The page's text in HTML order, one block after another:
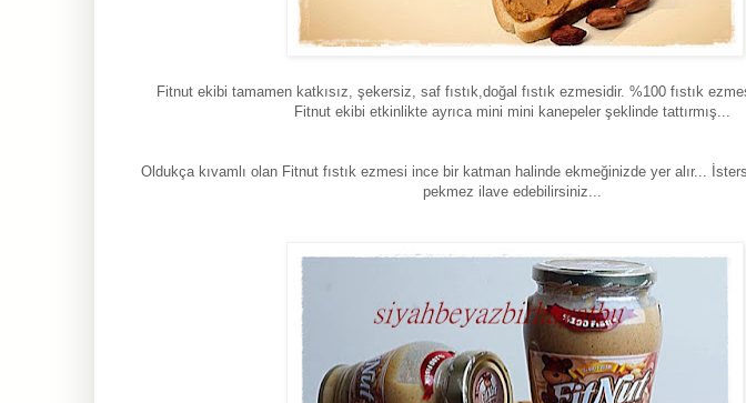
Fitnut ekibi tamamen katkısız, şekersiz, saf fıstık,doğal fıstık ezmesidir. %100 fıstık
Fitnut ekibi etkinlikte ayrıca mini mini kanepeler şeklinde tattırmış...
Oldukça kıvamlı olan Fitnut fıstık ezmesi ince bir katman halinde ekmeğinizde yer alır...
pekmez ilave edebilirsiniz...